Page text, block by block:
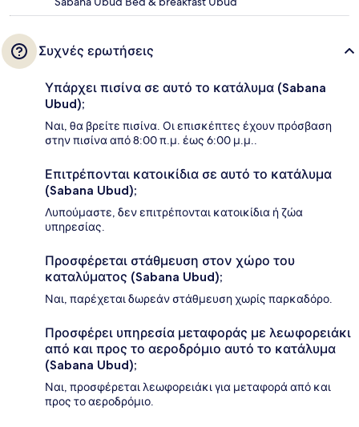
Συχνές ερωτήσεις
Υπάρχει πισίνα σε αυτό το κατάλυμα (Sabana
Ubud);
Ναι, θα βρείτε πισίνα. Οι επισκέπτες έχουν πρόσβαση
στην πισίνα από 8:00 π.μ. έως 6:00 μ.μ..
Επιτρέπονται κατοικίδια σε αυτό το κατάλυμα
(Sabana Ubud);
Λυπούμαστε, δεν επιτρέπονται κατοικίδια ή ζώα
υπηρεσίας.
Προσφέρεται στάθμευση στον χώρο του
καταλύματος (Sabana Ubud);
Ναι, παρέχεται δωρεάν στάθμευση χωρίς παρκαδόρο.
Προσφέρει υπηρεσία μεταφοράς με λεωφορειάκι
από και προς το αεροδρόμιο αυτό το κατάλυμα
(Sabana Ubud);
Ναι, προσφέρεται λεωφορειάκι για μεταφορά από και
προς το αεροδρόμιο.